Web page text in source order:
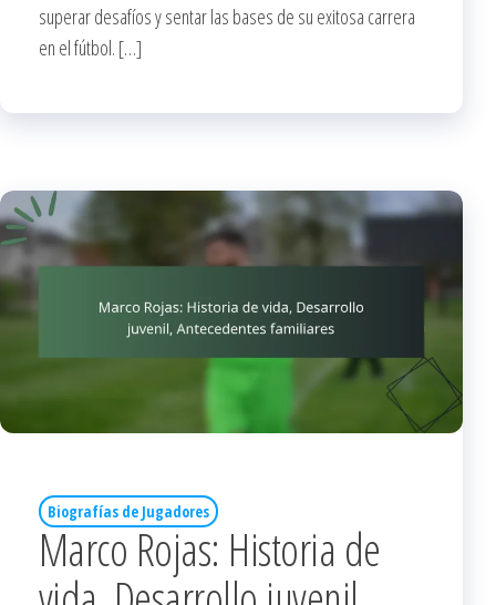
superar desafíos y sentar las bases de su exitosa carrera
en el fútbol. […]
Biografías de Jugadores
Marco Rojas: Historia de